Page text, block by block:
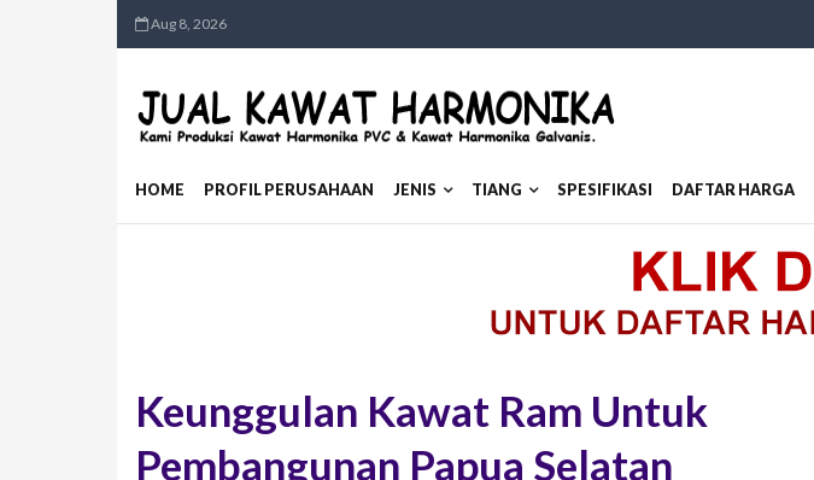
Aug 8, 2026
HOME PROFIL PERUSAHAAN JENIS TIANG SPESIFIKASI DAFTAR HARGA
Keunggulan Kawat Ram Untuk
Pembangunan Papua Selatan